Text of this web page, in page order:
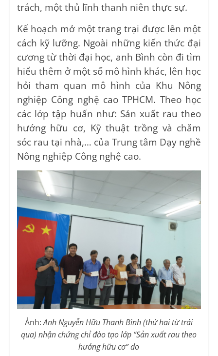
trách, một thủ lĩnh thanh niên thực sự.
Kế hoạch mở một trang trại được lên một
cách kỹ lưỡng. Ngoài những kiến thức đại
cương từ thời đại học, anh Bình còn đi tìm
hiểu thêm ở một số mô hình khác, lên học
hỏi tham quan mô hình của Khu Nông
nghiệp Công nghệ cao TPHCM. Theo học
các lớp tập huấn như: Sản xuất rau theo
hướng hữu cơ, Kỹ thuật trồng và chăm
sóc rau tại nhà,… của Trung tâm Dạy nghề
Nông nghiệp Công nghệ cao.
Ảnh:Anh Nguyễn Hữu Thanh Bình (thứ hai từ trái
qua) nhận chứng chỉ đào tạo lớp “Sản xuất rau theo
hướng hữu cơ” do